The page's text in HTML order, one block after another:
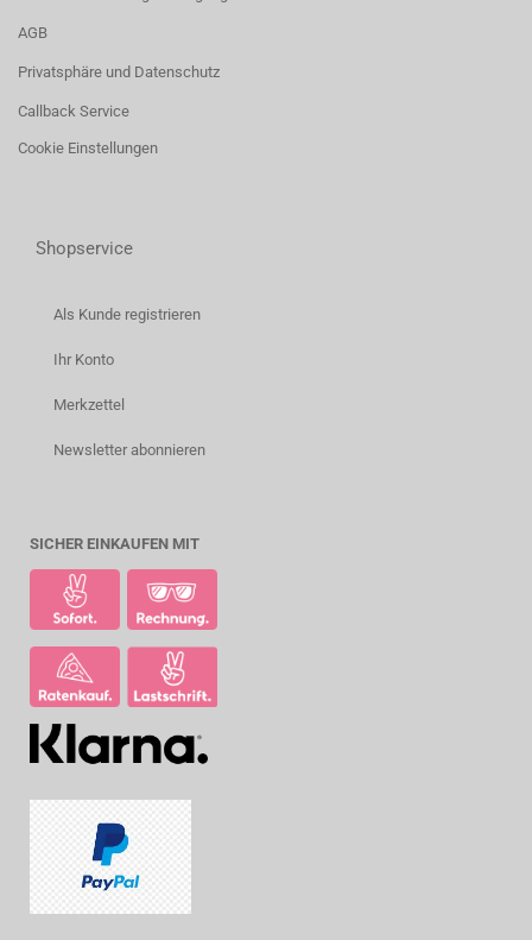
AGB
Privatsphäre und Datenschutz
Callback Service
Cookie Einstellungen
Shopservice
Als Kunde registrieren
Ihr Konto
Merkzettel
Newsletter abonnieren
SICHER EINKAUFEN MIT